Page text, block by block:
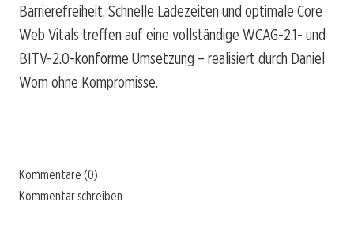
Barrierefreiheit. Schnelle Ladezeiten und optimale Core
Web Vitals treffen auf eine vollständige WCAG-2.1- und
BITV-2.0-konforme Umsetzung – realisiert durch Daniel
Wom ohne Kompromisse.
Kommentare (0)
Kommentar schreiben